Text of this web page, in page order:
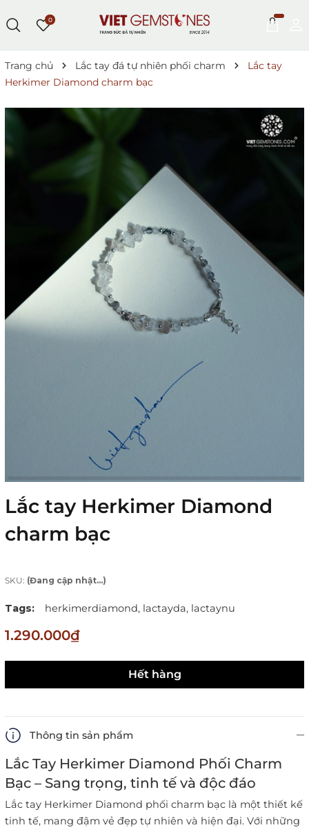
0
Trang chủ Lắc tay đá tự nhiên phối charm
Lắc tay
Herkimer Diamond charm bạc
Lắc tay Herkimer Diamond
charm bạc
SKU: (Đang cập nhật...)
Tags: herkimerdiamond, lactayda, lactaynu
1.290.000₫
Hết hàng
Thông tin sản phẩm
Lắc Tay Herkimer Diamond Phối Charm
Bạc – Sang trọng, tinh tế và độc đáo
Lắc tay Herkimer Diamond phối charm bạc là một thiết kế
tinh tế, mang đậm vẻ đẹp tự nhiên và hiện đại. Với những